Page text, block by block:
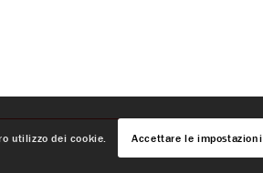
utilizzo dei cookie. Accettare le impostazioni